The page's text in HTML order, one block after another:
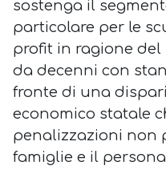
sostenga il
particolare per le
profit in ragione del
da decenni con
fronte di una
economico statale
penalizzazioni non
famiglie e il